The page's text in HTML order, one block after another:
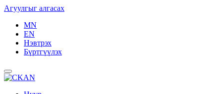
Агуулгыг алгасах
MN
EN
Нэвтрэх
Бүртгүүлэх